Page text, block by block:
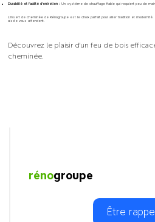
Durabilité et facilité d'entretien : Un système de chauffage fiable qui requiert peu de
L'insert de cheminée de Rénogroupe est le choix parfait pour allier tradition et
aisée vous attendent.
Découvrez le plaisir d'un feu de bois
cheminée.
Être
rénogroupe